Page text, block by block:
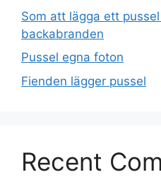
Som att lägga ett
backabranden
Pussel egna foton
Fienden lägger pussel
Recent